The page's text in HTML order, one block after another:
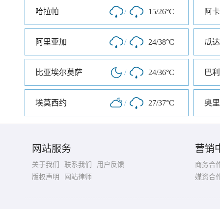
哈拉帕 / 15/26°C 阿
阿里亚加 / 24/38°C 瓜
比亚埃尔莫萨 / 24/36°C 巴
埃莫西约 / 27/37°C 奥
网站服务
关于我们 联系我们
用户反馈
版权声明
网站律师
营销
商务合
媒资合